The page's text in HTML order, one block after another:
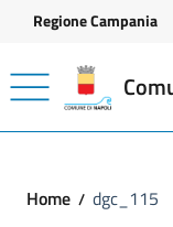
Vai ai contenuti
Vai al footer
Regione Campania
Home dgc_115